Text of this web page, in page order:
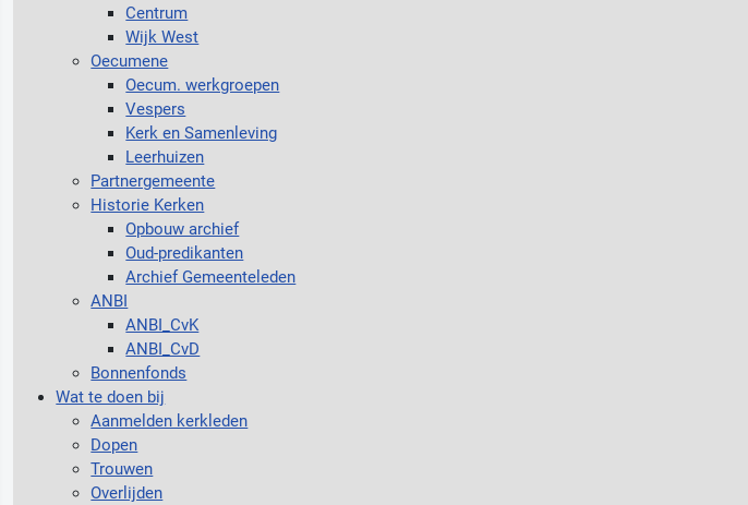
Centrum
Wijk West
Oecumene
Oecum. werkgroepen
Vespers
Kerk en Samenleving
Leerhuizen
Partnergemeente
Historie Kerken
Opbouw archief
Oud-predikanten
Archief Gemeenteleden
ANBI
ANBI_CvK
ANBI_CvD
Bonnenfonds
Wat te doen bij
Aanmelden kerkleden
Dopen
Trouwen
Overlijden